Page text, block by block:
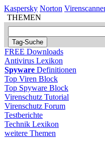
Kaspersky Norton
THEMEN
FREE Downloads
Antivirus Lexikon
Spyware Definitionen
Top Viren Block
Top Spyware Block
Virenschutz Tutorial
Virenschutz Forum
Testberichte
Technik Lexikon
weitere Themen